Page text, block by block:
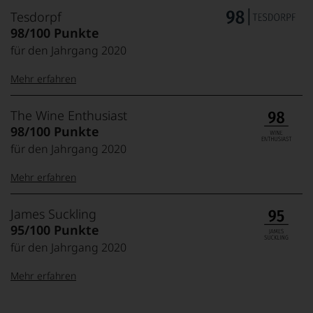
Tesdorpf
98/100 Punkte
für den Jahrgang 2020
99–100 Punkte:
95–98 Punkte:
85–89 Punkte:
Tesdorpf
Der
Name
Tesdorpf
für
»Fine
Wine«,
für
die
edlen
der
Welt,
Mehr erfahren
The Wine Enthusiast
98/100 Punkte
für den Jahrgang 2020
100-98 Punkte:
97-94 Punkte:
The
Wine
Enthusiast
Das
»The
Mehr erfahren
James Suckling
95/100 Punkte
für den Jahrgang 2020
Mehr erfahren